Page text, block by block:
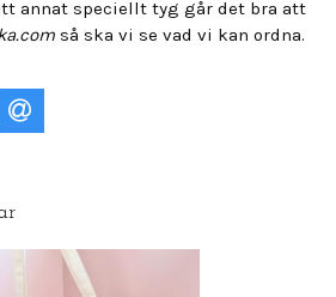
annat speciellt tyg går det bra att
så ska vi se vad vi kan ordna.